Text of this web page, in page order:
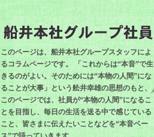
このページは、船井本社グループスタッフによ
るコラムページです。 「これからは“本音”で生
きるのがよい。そのためには“本物の人間”にな
ることが大事」という舩井幸雄の思想のもと、
このページでは、社員が“本物の人間”になるこ
とを目指し、毎日の生活を送る中で感じている
こと、皆さまに伝えたいことなどを“本音ベー